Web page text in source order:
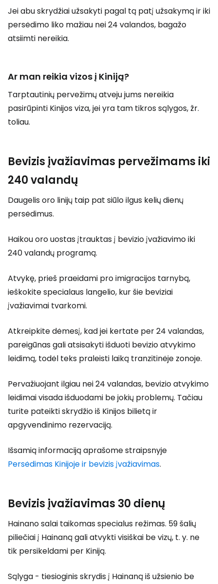
Jei abu skrydžiai užsakyti pagal tą patį užsakymą ir iki
persėdimo liko mažiau nei 24 valandos, bagažo
atsiimti nereikia.
Ar man reikia vizos į Kiniją?
Tarptautinių pervežimų atveju jums nereikia
pasirūpinti Kinijos viza, jei yra tam tikros sąlygos, žr.
toliau.
Bevizis įvažiavimas pervežimams iki
240 valandų
Daugelis oro linijų taip pat siūlo ilgus kelių dienų
persėdimus.
Haikou oro uostas įtrauktas į bevizio įvažiavimo iki
240 valandų programą.
Atvykę, prieš praeidami pro imigracijos tarnybą,
ieškokite specialaus langelio, kur šie beviziai
įvažiavimai tvarkomi.
Atkreipkite dėmesį, kad jei kertate per 24 valandas,
pareigūnas gali atsisakyti išduoti bevizio atvykimo
leidimą, todėl teks praleisti laiką tranzitinėje zonoje.
Pervažiuojant ilgiau nei 24 valandas, bevizio atvykimo
leidimai visada išduodami be jokių problemų. Tačiau
turite pateikti skrydžio iš Kinijos bilietą ir
apgyvendinimo rezervaciją.
Išsamią informaciją aprašome straipsnyje
Persėdimas Kinijoje ir bevizis įvažiavimas.
Bevizis įvažiavimas 30 dienų
Hainano salai taikomas specialus režimas. 59 šalių
piliečiai į Hainaną gali atvykti visiškai be vizų, t. y. ne
tik persikeldami per Kiniją.
Sąlyga - tiesioginis skrydis į Hainaną iš užsienio be